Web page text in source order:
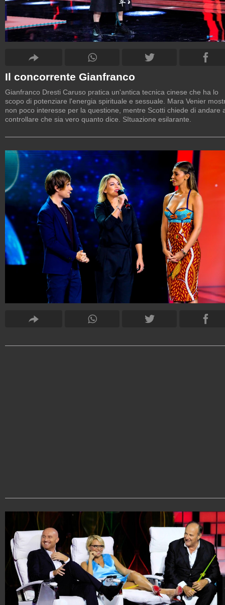
Il concorrente Gianfranco
Gianfranco Dresti Caruso pratica un'antica tecnica cinese che ha lo
scopo di potenziare l'energia spirituale e sessuale. Mara Venier
non poco interesse per la questione, mentre Scotti chiede di andare
controllare che sia vero quanto dice. SItuazione esilarante.